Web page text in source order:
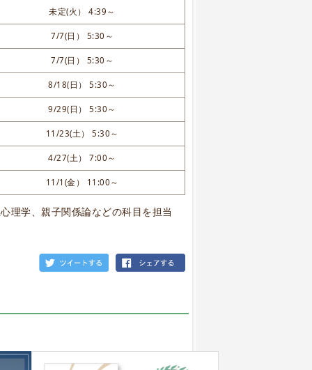
未定(火） 4:39～
7/7(日） 5:30～
7/7(日） 5:30～
8/18(日） 5:30～
9/29(日） 5:30～
11/23(土） 5:30～
4/27(土） 7:00～
11/1(金） 11:00～
理学、親子関係論などの科目を担当